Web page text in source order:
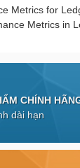
Metrics for
Metrics in
CHÍNH
dài hạn